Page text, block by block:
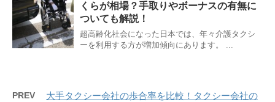
くらが相場？手取りやボーナスの有無に
ついても解説！
超高齢化社会になった日本では、年々介護タクシ
ーを利用する方が増加傾向にあります。 ...
PREV
大手タクシー会社の歩合率を比較！タクシー会社の